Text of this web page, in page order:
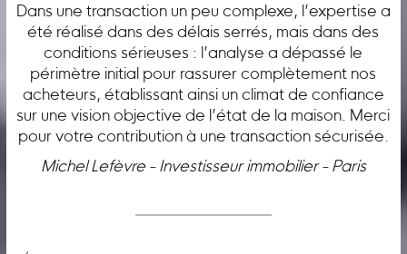
Dans une transaction un peu complexe, l’expertise a
été réalisé dans des délais serrés, mais dans des
conditions sérieuses : l’analyse a dépassé le
périmètre initial pour rassurer complètement nos
acheteurs, établissant ainsi un climat de confiance
sur une vision objective de l’état de la maison. Merci
pour votre contribution à une transaction sécurisée.
Michel Lefèvre - Investisseur immobilier - Paris